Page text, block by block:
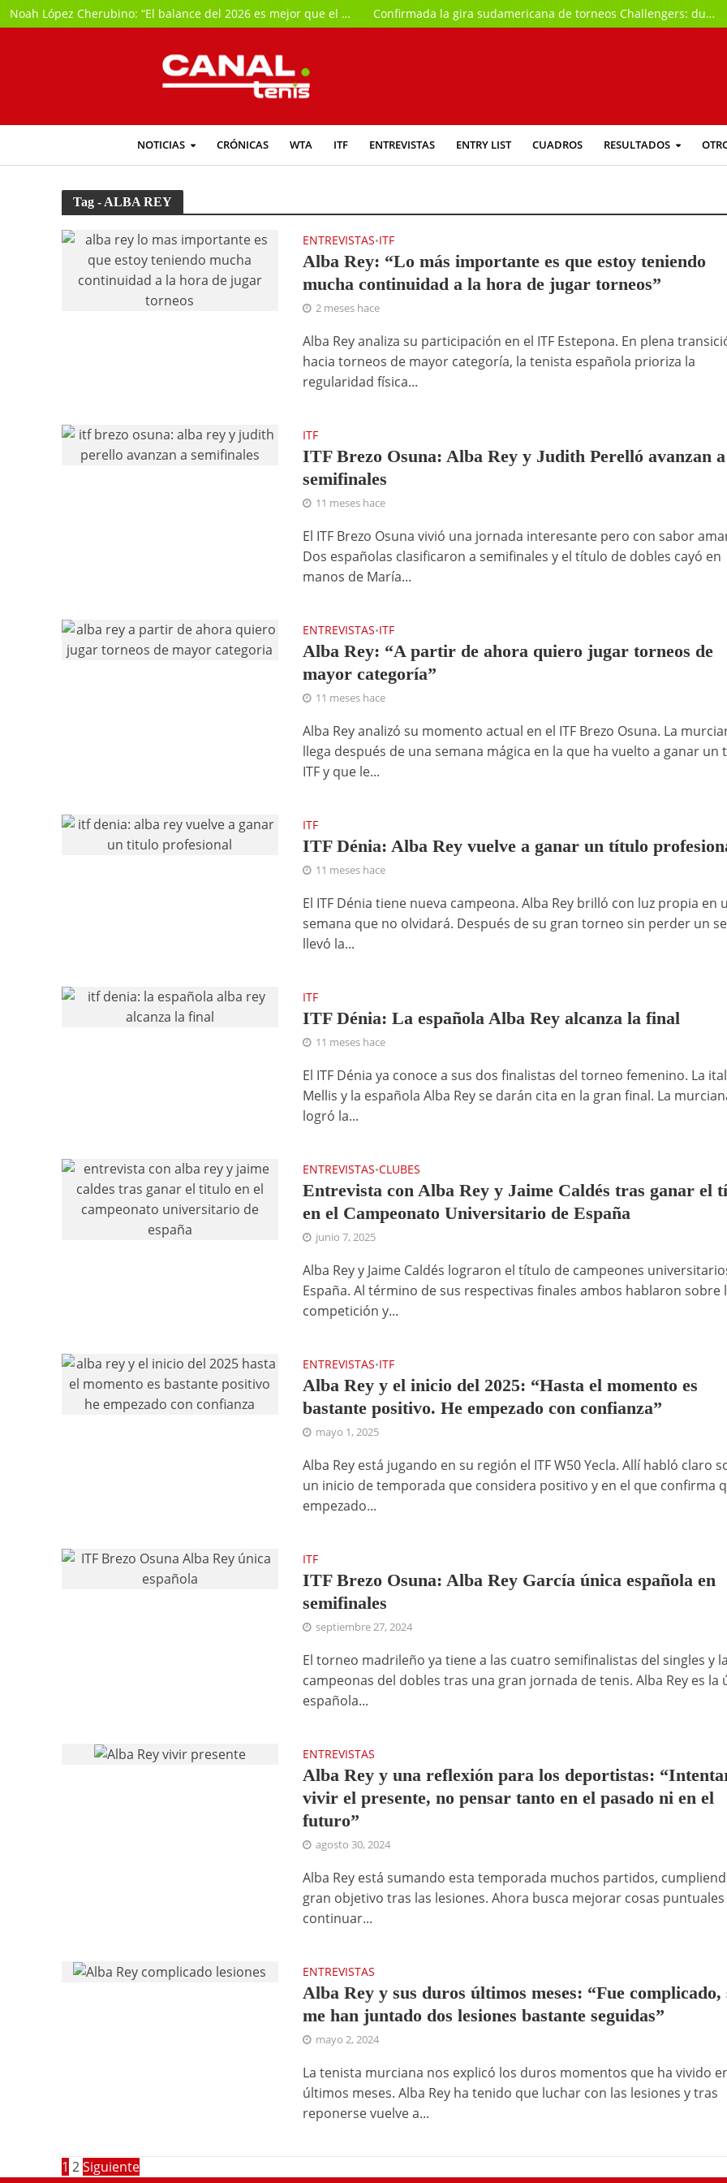
Noah López Cherubino: “El balance del 2026 es mejor que el año pasado, aunque con algo de autocrítica porque esperaba algo más de mí” Confirmada la gira sudamericana de torneos Challengers: durará más de dos meses
NOTICIAS CRÓNICAS WTA ITF ENTREVISTAS ENTRY LIST CUADROS RESULTADOS
Tag - ALBA REY
ENTREVISTAS•ITF
Alba Rey: “Lo más importante es que estoy teniendo
mucha continuidad a la hora de jugar torneos”
2 meses hace
Alba Rey analiza su participación en el ITF Estepona. En plena
hacia torneos de mayor categoría, la tenista española prioriza la
regularidad física...
ITF
ITF Brezo Osuna: Alba Rey y Judith Perelló avanzan a
semifinales
11 meses hace
El ITF Brezo Osuna vivió una jornada interesante pero con sabor
Dos españolas clasificaron a semifinales y el título de dobles cayó en
manos de María...
ENTREVISTAS•ITF
Alba Rey: “A partir de ahora quiero jugar torneos de
mayor categoría”
11 meses hace
Alba Rey analizó su momento actual en el ITF Brezo Osuna. La
llega después de una semana mágica en la que ha vuelto a ganar un
ITF y que le...
ITF
ITF Dénia: Alba Rey vuelve a ganar un título
11 meses hace
El ITF Dénia tiene nueva campeona. Alba Rey brilló con luz propia en
semana que no olvidará. Después de su gran torneo sin perder un
llevó la...
ITF
ITF Dénia: La española Alba Rey alcanza la final
11 meses hace
El ITF Dénia ya conoce a sus dos finalistas del torneo femenino. La
Mellis y la española Alba Rey se darán cita en la gran final. La
logró la...
ENTREVISTAS•CLUBES
Entrevista con Alba Rey y Jaime Caldés tras ganar el
en el Campeonato Universitario de España
junio 7, 2025
Alba Rey y Jaime Caldés lograron el título de campeones
España. Al término de sus respectivas finales ambos hablaron sobre
competición y...
ENTREVISTAS•ITF
Alba Rey y el inicio del 2025: “Hasta el momento es
bastante positivo. He empezado con confianza”
mayo 1, 2025
Alba Rey está jugando en su región el ITF W50 Yecla. Allí habló claro
un inicio de temporada que considera positivo y en el que confirma
empezado...
ITF
ITF Brezo Osuna: Alba Rey García única española en
semifinales
septiembre 27, 2024
El torneo madrileño ya tiene a las cuatro semifinalistas del singles y
campeonas del dobles tras una gran jornada de tenis. Alba Rey es la
española...
ENTREVISTAS
Alba Rey y una reflexión para los deportistas:
vivir el presente, no pensar tanto en el pasado ni en el
futuro”
agosto 30, 2024
Alba Rey está sumando esta temporada muchos partidos,
gran objetivo tras las lesiones. Ahora busca mejorar cosas
continuar...
ENTREVISTAS
Alba Rey y sus duros últimos meses: “Fue complicado,
me han juntado dos lesiones bastante seguidas”
mayo 2, 2024
La tenista murciana nos explicó los duros momentos que ha vivido
últimos meses. Alba Rey ha tenido que luchar con las lesiones y tras
reponerse vuelve a...
1 2 Siguiente